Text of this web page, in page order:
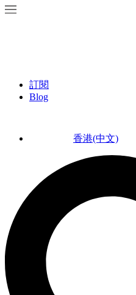
訂閱
Blog
香港(中文)